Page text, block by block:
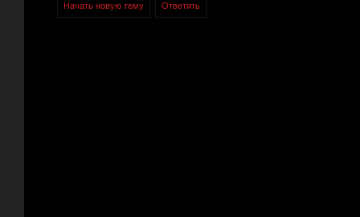
Начать новую тему Ответить